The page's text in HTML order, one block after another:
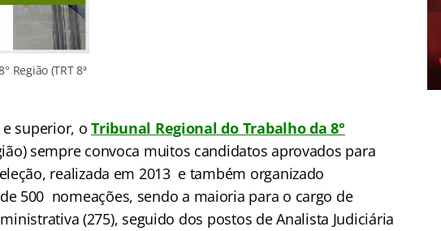
Região (TRT 8ª
superior, o Tribunal Regional do Trabalho da 8°
sempre convoca muitos candidatos aprovados para
realizada em 2013 e também organizado
500 nomeações, sendo a maioria para o cargo de
(275), seguido dos postos de Analista Judiciária